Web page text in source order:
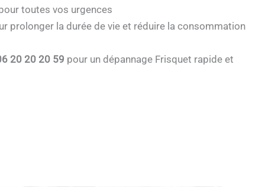
toutes vos urgences
prolonger la durée de vie et réduire la consommation
20 20 20 59 pour un dépannage Frisquet rapide et